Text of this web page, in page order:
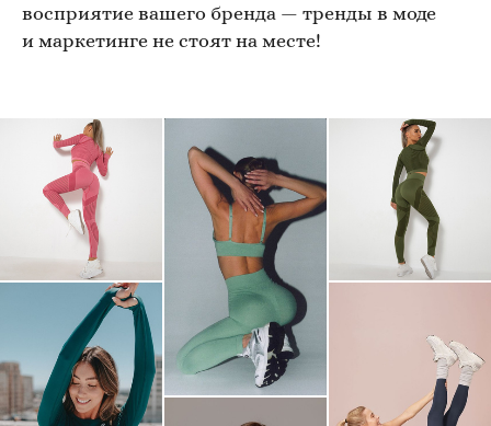
восприятие вашего бренда — тренды в моде
и маркетинге не стоят на месте!